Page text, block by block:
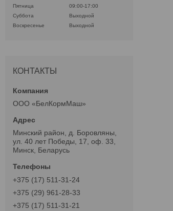
Пятница
09:00-17:00
Суббота
Выходной
Воскресенье
Выходной
КОНТАКТЫ
ООО «БелКормМаш»
Минский район, д. Боровляны,
ул. 40 лет Победы, 17, оф. 33,
Минск, Беларусь
+375 (17) 511-31-24
+375 (29) 961-28-33
+375 (17) 511-31-21